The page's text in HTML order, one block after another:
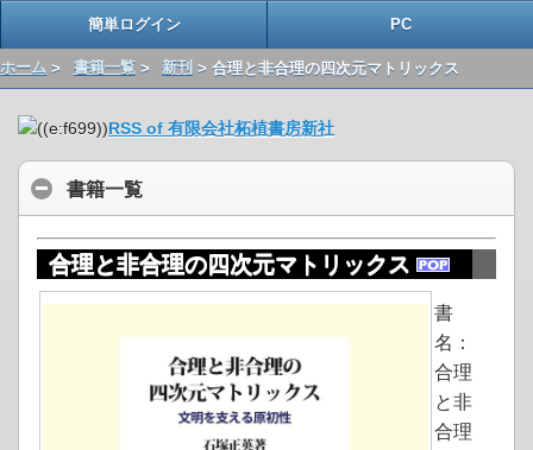
簡単ログイン PC
ホーム > 書籍一覧> 新刊 > 合理と非合理の四次元マトリックス
RSS of 有限会社柘植書房新社
書籍一覧
合理と非合理の四次元マトリックス
書
名：
合理
と非
合理